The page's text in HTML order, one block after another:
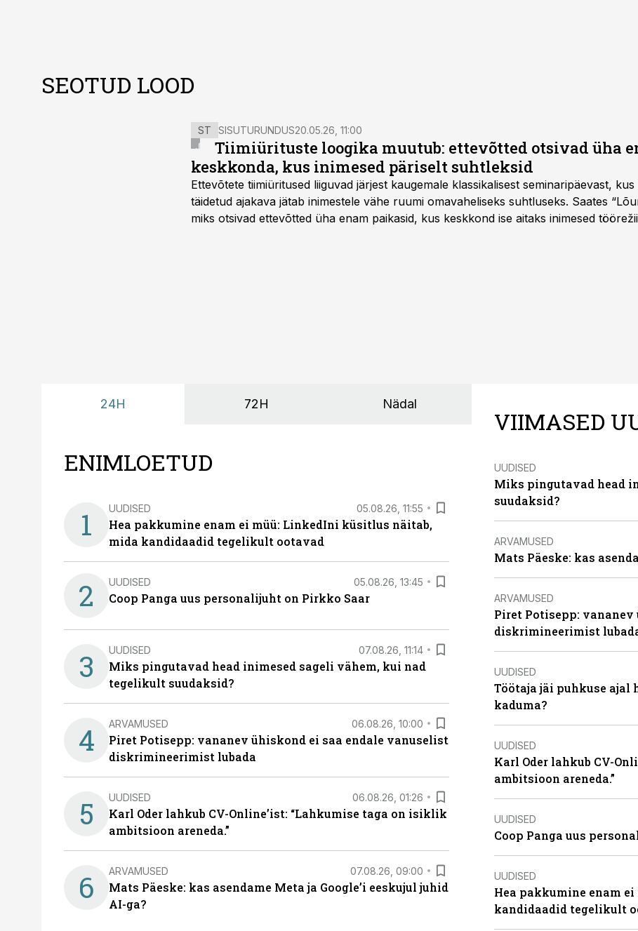
SEOTUD LOOD
ST SISUTURUNDUS20.05.26, 11:00
Tiimiürituste loogika muutub: ettevõtted otsivad üha
keskkonda, kus inimesed päriselt suhtleksid
Ettevõtete tiimiüritused liiguvad järjest kaugemale klassikalisest seminaripäevast,
täidetud ajakava jätab inimestele vähe ruumi omavaheliseks suhtluseks. Saates
miks otsivad ettevõtted üha enam paikasid, kus keskkond ise aitaks inimesed
24H 72H Nädal
ENIMLOETUD
1 UUDISED 05.08.26, 11:55
Hea pakkumine enam ei müü: LinkedIni küsitlus näitab,
mida kandidaadid tegelikult ootavad
2 UUDISED 05.08.26, 13:45
Coop Panga uus personalijuht on Pirkko Saar
3 UUDISED 07.08.26, 11:14
Miks pingutavad head inimesed sageli vähem, kui nad
tegelikult suudaksid?
4 ARVAMUSED 06.08.26, 10:00
Piret Potisepp: vananev ühiskond ei saa endale vanuselist
diskrimineerimist lubada
5 UUDISED 06.08.26, 01:26
Karl Oder lahkub CV-Online’ist: “Lahkumise taga on isiklik
ambitsioon areneda.”
6 ARVAMUSED 07.08.26, 09:00
Mats Päeske: kas asendame Meta ja Google’i eeskujul juhid
AI-ga?
VIIMASED
UUDISED
Miks pingutavad head
suudaksid?
ARVAMUSED
Mats Päeske: kas
ARVAMUSED
Piret Potisepp:
diskrimineerimist
UUDISED
Töötaja jäi puhkuse ajal
kaduma?
UUDISED
Karl Oder lahkub CV-
ambitsioon areneda.”
UUDISED
Coop Panga uus
UUDISED
Hea pakkumine enam
kandidaadid tegelikult